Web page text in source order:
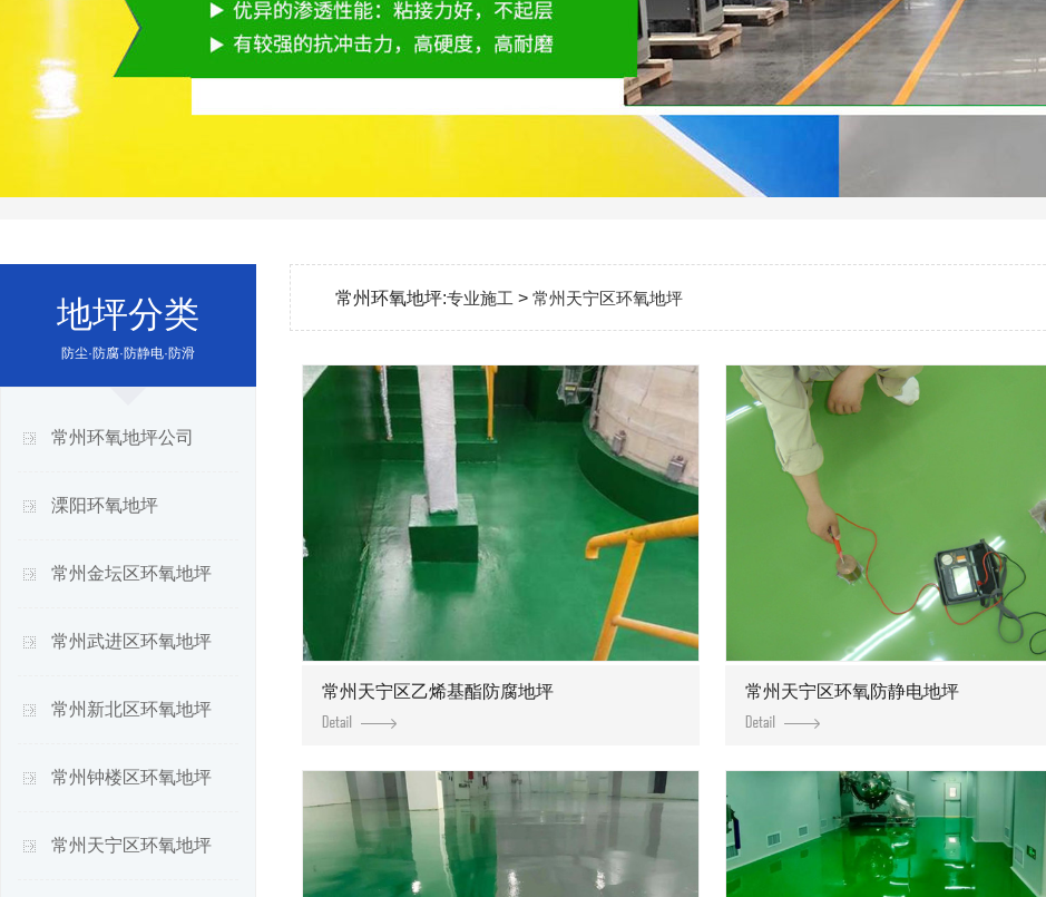
地坪分类
防尘·防腐·防静电·防滑
常州环氧地坪公司
溧阳环氧地坪
常州金坛区环氧地坪
常州武进区环氧地坪
常州新北区环氧地坪
常州钟楼区环氧地坪
常州天宁区环氧地坪
常州环氧地坪:专业施工 > 常州天宁区环氧地坪
常州天宁区乙烯基酯防腐地坪 常州天宁区环氧防静电地坪